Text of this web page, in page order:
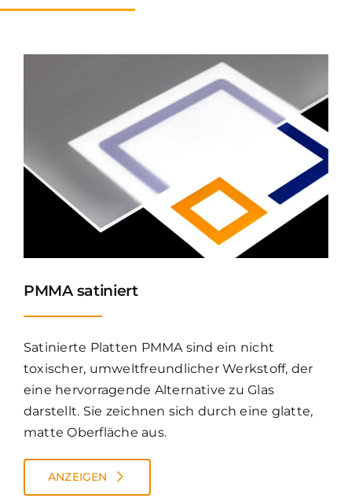
PMMA satiniert
Satinierte Platten PMMA sind ein nicht
toxischer, umweltfreundlicher Werkstoff, der
eine hervorragende Alternative zu Glas
darstellt. Sie zeichnen sich durch eine glatte,
matte Oberfläche aus.
ANZEIGEN